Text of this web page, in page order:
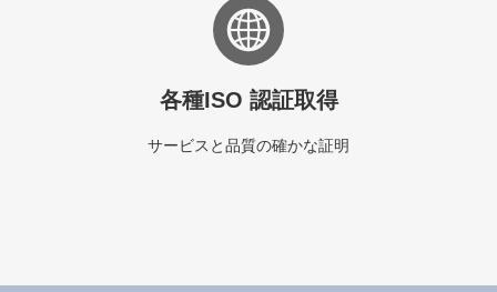
各種ISO 認証取得
サービスと品質の確かな証明